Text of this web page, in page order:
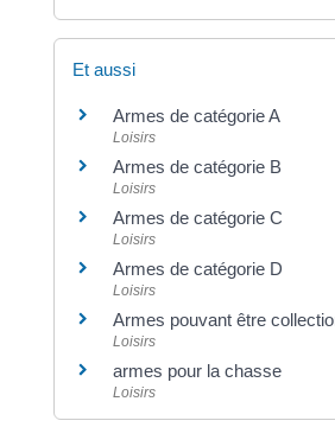
Et aussi
Armes de catégorie A
Loisirs
Armes de catégorie B
Loisirs
Armes de catégorie C
Loisirs
Armes de catégorie D
Loisirs
Armes pouvant être
Loisirs
armes pour la chasse
Loisirs